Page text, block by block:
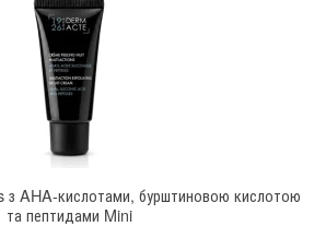
з AHA-кислотами, бурштиновою кислотою
та пептидами Mini